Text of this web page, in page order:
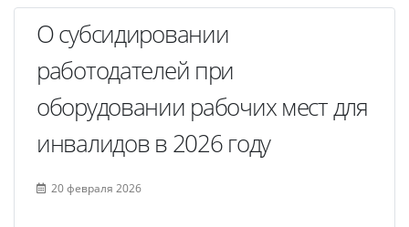
О субсидировании
работодателей при
оборудовании рабочих мест для
инвалидов в 2026 году
20 февраля 2026